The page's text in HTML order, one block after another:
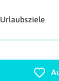
Urlaubsziele